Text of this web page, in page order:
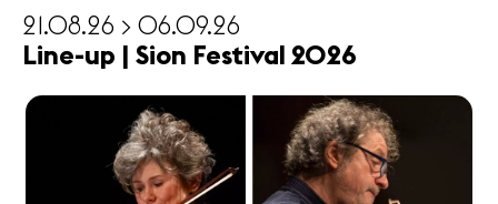
21.08.26 > 06.09.26
Line-up | Sion Festival 2026